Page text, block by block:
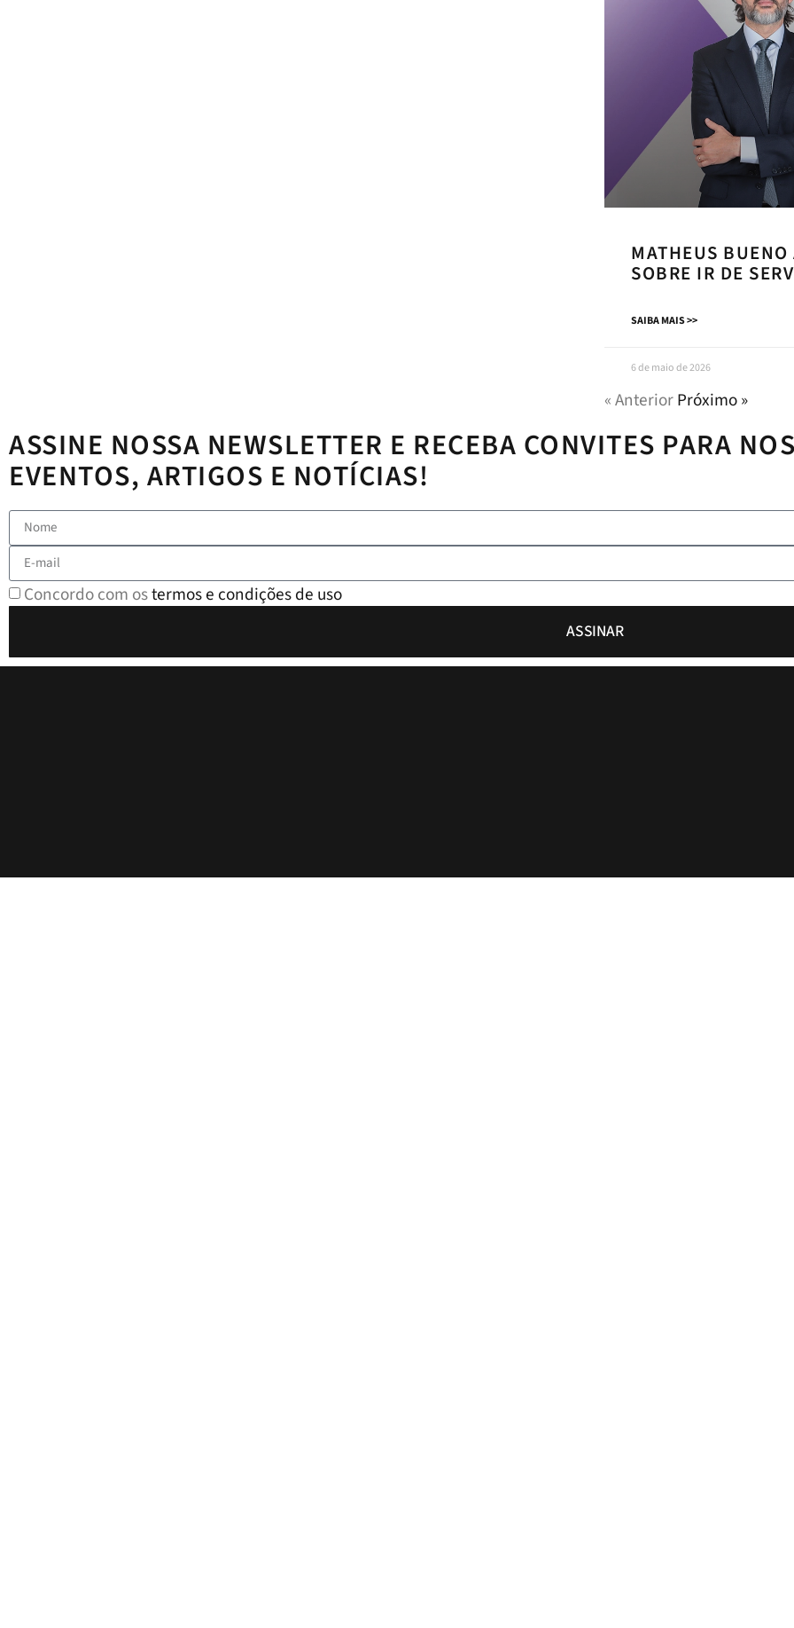
MATHEUS
SOBRE IR DE
SAIBA MAIS >>
6 de maio de 2026
« AnteriorPróximo »
ASSINE NOSSA NEWSLETTER E RECEBA CONVITES PARA
EVENTOS, ARTIGOS E NOTÍCIAS!
Concordo com ostermos e condições de uso
ASSINAR